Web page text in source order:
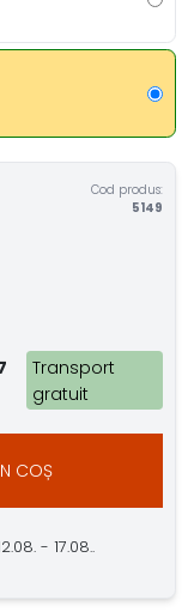
Cod produs:
5149
Transport
gratuit
COȘ
- 17.08..